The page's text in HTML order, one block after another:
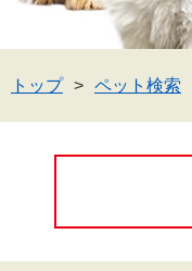
トップ ペット検索